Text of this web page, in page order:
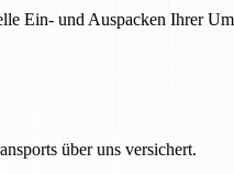
Ein- und Auspacken Ihrer
über uns versichert.